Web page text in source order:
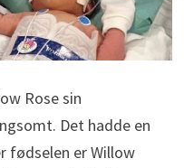
Rose sin
Det hadde en
fødselen er Willow